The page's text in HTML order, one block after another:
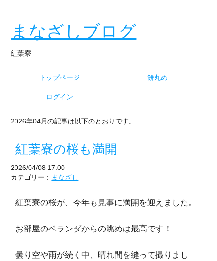
まなざしブログ
紅葉寮
トップページ 餅丸め
ログイン
2026年04月の記事は以下のとおりです。
紅葉寮の桜も満開
2026/04/08 17:00
カテゴリー： まなざし
紅葉寮の桜が、今年も見事に満開を迎えました。
お部屋のベランダからの眺めは最高です！
曇り空や雨が続く中、晴れ間を縫って撮りまし